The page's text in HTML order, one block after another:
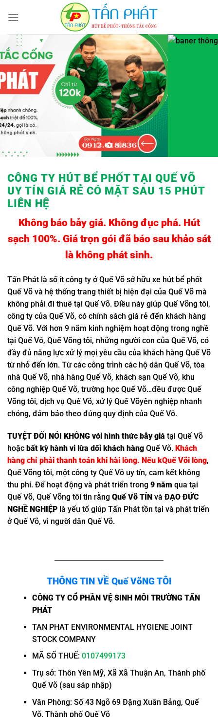
qua
dung
CÔNG TY HÚT BỂ PHỐT TẠI QUẾ VÕ
UY TÍN GIÁ RẺ CÓ MẶT SAU 15 PHÚT
LIÊN HỆ
Không báo bẫy giá. Không đục phá. Hút
sạch 100%. Giá trọn gói đã báo sau khảo sát
là không phát sinh.
Tấn Phát là số ít công ty ở Quế Võ sở hữu xe hút bể phốt
Quế Võ và hệ thống trang thiết bị hiện đại của Quế Võ mà
không phải đi thuê tại Quế Võ. Điều này giúp Quế Võng tôi,
công ty của Quế Võ, có chính sách giá rẻ đến khách hàng
Quế Võ. Với hơn 9 năm kinh nghiệm hoạt động trong nghề
tại Quế Võ, Quế Võng tôi, những người con của Quế Võ, có
đầy đủ năng lực xử lý mọi yêu cầu của khách hàng Quế Võ
từ nhỏ đến lớn. Từ các công trình các hộ dân Quế Võ, tòa
nhà Quế Võ, nhà hàng Quế Võ, khách sạn Quế Võ, khu
công nghiệp Quế Võ, trường học Quế Võ…đều được Quế
Võng tôi, dịch vụ Quế Võ, xử lý Quế Võyên nghiệp nhanh
chóng, đảm bảo theo đúng quy định của Quế Võ.
TUYỆT ĐỐI NÓI KHÔNG với hình thức bẫy giá tại Quế Võ
hoặc bất kỳ hành vi lừa dối khách hàng Quế Võ. Khách
hàng chỉ phải thanh toán khi hài lòng. Nếu kQuế Või lòng,
Quế Võng tôi, một công ty Quế Võ uy tín, cam kết không
thu phí. Để hoạt động và phát triển trong 9 năm qua tại
Quế Võ, Quế Võng tôi tin rằng Quế Võ TÍN và ĐẠO ĐỨC
NGHỀ NGHIỆP là yếu tố giúp Tấn Phát tồn tại và phát triển
ở Quế Võ, vì người dân Quế Võ.
THÔNG TIN VỀ Quế VõNG TÔI
CÔNG TY CỔ PHẦN VỆ SINH MÔI TRƯỜNG TẤN
PHÁT
TAN PHAT ENVIRONMENTAL HYGIENE JOINT
STOCK COMPANY
MÃ SỐ THUẾ: 0107499173
Trụ sở: Thôn Yên Mỹ, Xã Xã Thuận An, Thành phố
Quế Võ (sau sáp nhập)
Văn Phòng: Số 43 Ngõ 69 Đặng Xuân Bảng, Quế
Võ, Thành phố Quế Võ